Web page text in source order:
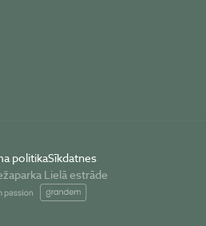
politikaSīkdatnes
Lielā estrāde